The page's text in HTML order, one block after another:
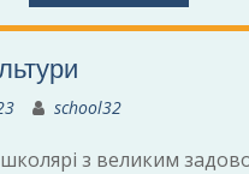
school32
з великим